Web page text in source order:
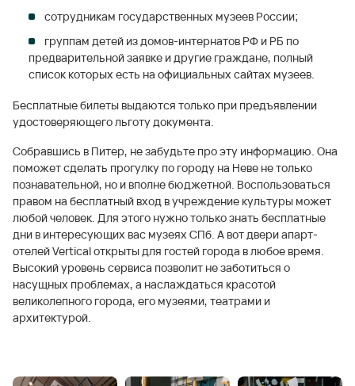
сотрудникам государственных музеев России;
группам детей из домов-интернатов РФ и РБ по
предварительной заявке и другие граждане, полный
список которых есть на официальных сайтах музеев.
Бесплатные билеты выдаются только при предъявлении
удостоверяющего льготу документа.
Собравшись в Питер, не забудьте про эту информацию. Она
поможет сделать прогулку по городу на Неве не только
познавательной, но и вполне бюджетной. Воспользоваться
правом на бесплатный вход в учреждение культуры может
любой человек. Для этого нужно только знать бесплатные
дни в интересующих вас музеях СПб. А вот двери апарт-
отелей Vertical открыты для гостей города в любое время.
Высокий уровень сервиса позволит не заботиться о
насущных проблемах, а наслаждаться красотой
великолепного города, его музеями, театрами и
архитектурой.